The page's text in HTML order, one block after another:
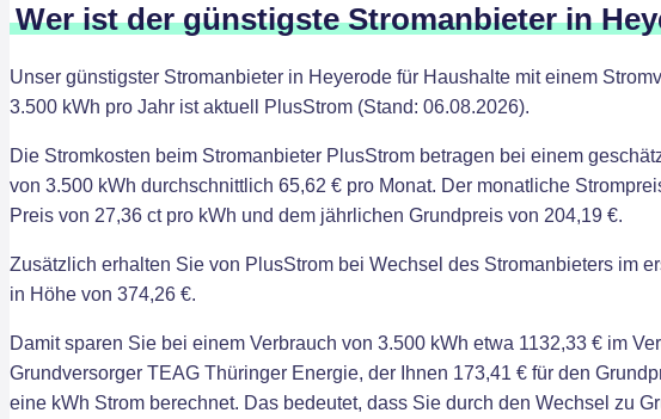
Wer ist der günstigste Stromanbieter in
Unser günstigster Stromanbieter in Heyerode für Haushalte mit einem
3.500 kWh pro Jahr ist aktuell PlusStrom (Stand: 06.08.2026).
Die Stromkosten beim Stromanbieter PlusStrom betragen bei einem
von 3.500 kWh durchschnittlich 65,62 € pro Monat. Der monatliche
Preis von 27,36 ct pro kWh und dem jährlichen Grundpreis von 204,19 €.
Zusätzlich erhalten Sie von PlusStrom bei Wechsel des Stromanbieters im
in Höhe von 374,26 €.
Damit sparen Sie bei einem Verbrauch von 3.500 kWh etwa 1132,33 € im
Grundversorger TEAG Thüringer Energie, der Ihnen 173,41 € für den
eine kWh Strom berechnet. Das bedeutet, dass Sie durch den Wechsel zu